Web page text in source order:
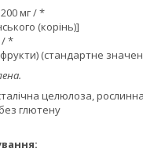
мг / *
(корінь)]
/ *
(стандартне
целюлоза,
глютену